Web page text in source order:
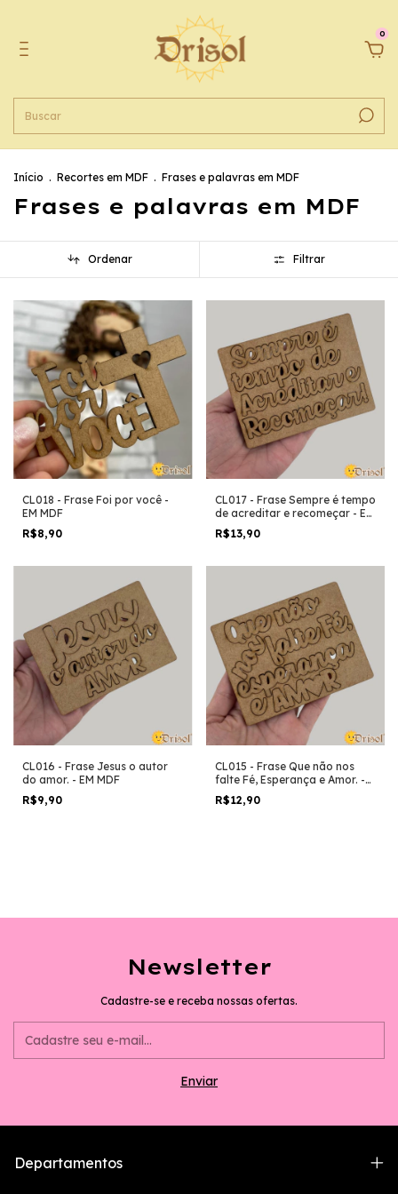
0
Início . Recortes em MDF . Frases e palavras em MDF
Frases e palavras em MDF
Ordenar Filtrar
CL018 - Frase Foi por você -
EM MDF
R$8,90
CL017 - Frase Sempre é tempo
de acreditar e recomeçar - EM
MDF
R$13,90
CL016 - Frase Jesus o autor
do amor. - EM MDF
R$9,90
CL015 - Frase Que não nos
falte Fé, Esperança e Amor. -
EM MDF
R$12,90
Newsletter
Cadastre-se e receba nossas ofertas.
Departamentos